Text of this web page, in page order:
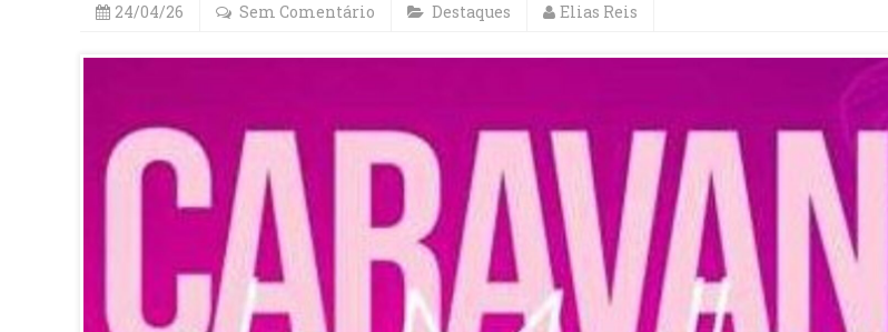
24/04/26 Sem Comentário Destaques Elias Reis